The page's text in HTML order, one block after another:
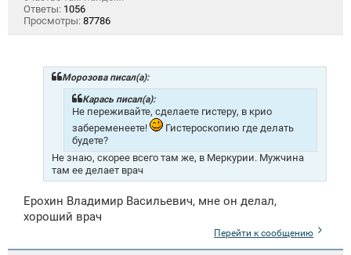
Ответы: 1056
Просмотры: 87786
Морозова писал(а):
Карась писал(а):
Не переживайте, сделаете гистеру, в крио
забеременеете!
Гистероскопию где делать
будете?
Не знаю, скорее всего там же, в Меркурии. Мужчина
там ее делает врач
Ерохин Владимир Васильевич, мне он делал,
хороший врач
Перейти к сообщению